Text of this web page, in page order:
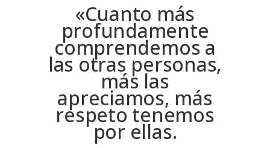
«Cuanto más
profundamente
comprendemos a
las otras personas,
más las
apreciamos, más
respeto tenemos
por ellas.